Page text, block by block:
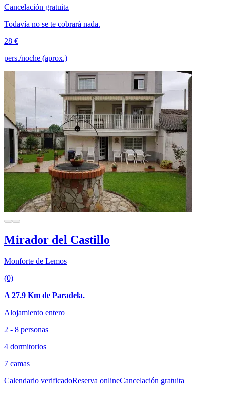
Cancelación gratuita
Todavía no se te cobrará nada.
28 €
pers./noche (aprox.)
Mirador del Castillo
Monforte de Lemos
(0)
A 27.9 Km de Paradela.
Alojamiento entero
2 - 8 personas
4 dormitorios
7 camas
Calendario verificadoReserva onlineCancelación gratuita